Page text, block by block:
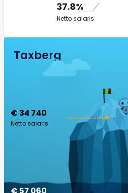
37.8%
Netto salaris
Taxberg
€ 34 740
Netto salaris